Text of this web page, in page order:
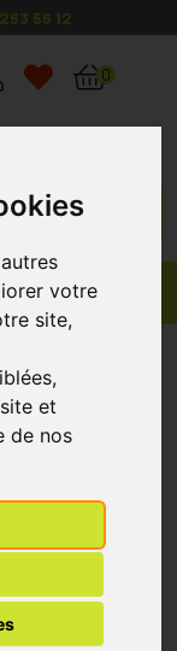
votre
site,
et
de nos
56 12
ma santé, mes
0
Produits